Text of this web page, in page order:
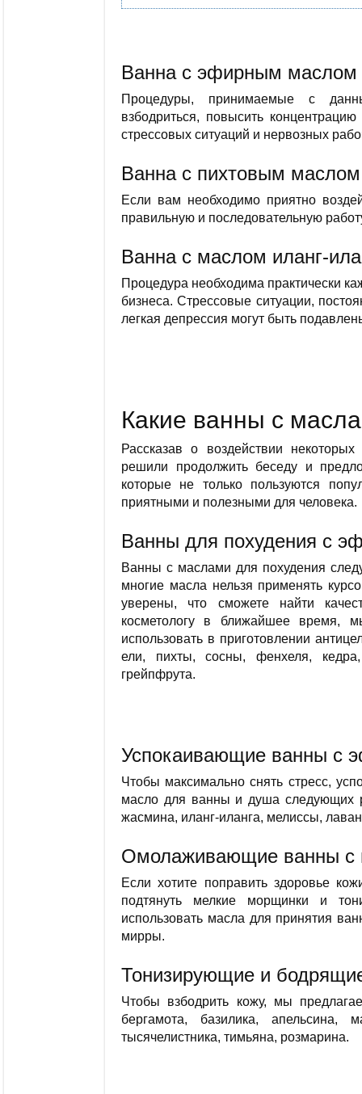
Ванна с эфирным маслом
Процедуры, принимаемые с
взбодриться, повысить
стрессовых ситуаций и нервозных
Ванна с пихтовым маслом
Если вам необходимо приятно
правильную и последовательную
Ванна с маслом иланг-
Процедура необходима практически
бизнеса. Стрессовые ситуации,
легкая депрессия могут быть
Какие ванны с
Рассказав о воздействии
решили продолжить беседу и
которые не только пользуются
приятными и полезными для человека.
Ванны для похудения с
Ванны с маслами для похудения
многие масла нельзя применять
уверены, что сможете найти
косметологу в ближайшее время,
использовать в приготовлении
ели, пихты, сосны, фенхеля,
грейпфрута.
Успокаивающие ванны с
Чтобы максимально снять стресс,
масло для ванны и душа следующих
жасмина, иланг-иланга, мелиссы,
Омолаживающие ванны с
Если хотите поправить здоровье
подтянуть мелкие морщинки и
использовать масла для принятия
мирры.
Тонизирующие и
Чтобы взбодрить кожу, мы
бергамота, базилика, апельсина,
тысячелистника, тимьяна, розмарина.